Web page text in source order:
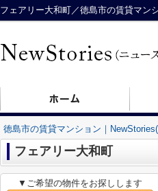
フェアリー大和町／徳島市の賃貸マン
徳島市の賃貸マンション｜
フェアリー大和町
▼ご希望の物件をお探しします